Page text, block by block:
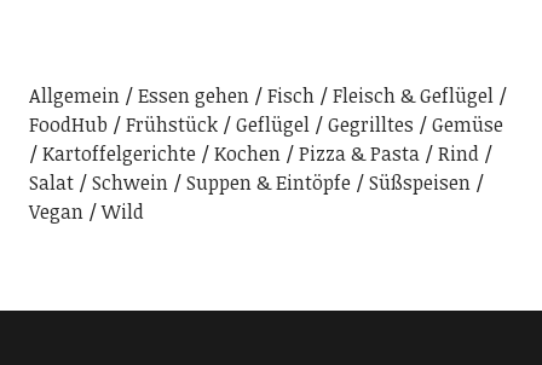
Allgemein Essen gehen Fisch
Fleisch & Geflügel
FoodHub
Frühstück Geflügel Gegrilltes
Gemüse
Kartoffelgerichte
Kochen Pizza & Pasta
Rind
Salat
Schwein Suppen & Eintöpfe
Süßspeisen
Vegan
Wild